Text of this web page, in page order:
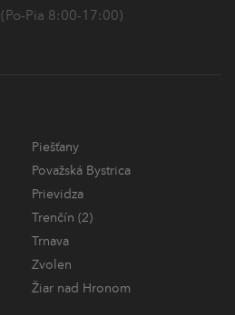
(Po-Pia 8:00-17:00)
Piešťany
Považská Bystrica
Prievidza
Trenčín (2)
Trnava
Zvolen
Žiar nad Hronom